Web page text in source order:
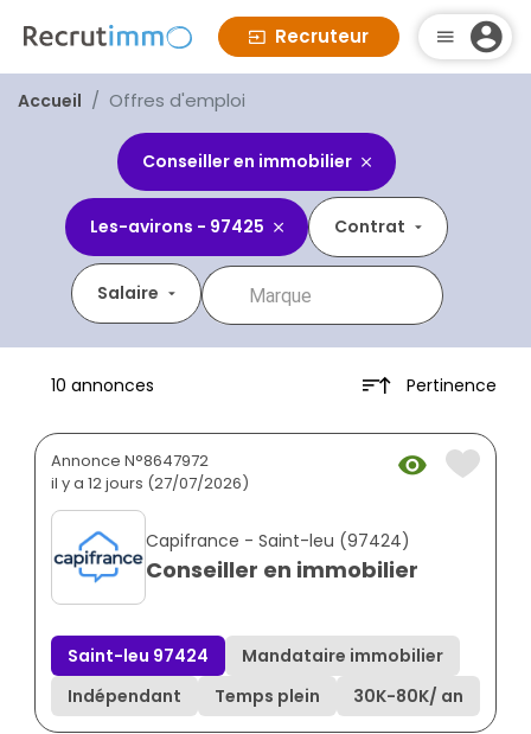
Recruteur
Accueil Offres d'emploi
Conseiller en immobilier
Les-avirons - 97425 Contrat
Salaire
10 annonces Pertinence
Annonce N°8647972
il y a 12 jours (27/07/2026)
Capifrance - Saint-leu (97424)
Conseiller en immobilier
Saint-leu 97424
Mandataire immobilier
Indépendant
Temps plein 30K-80K/ an